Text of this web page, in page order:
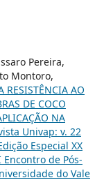
Pereira,
Montoro,
RESISTÊNCIA AO
DE COCO
NA
Univap: v. 22
Especial XX
de Pós-
do Vale